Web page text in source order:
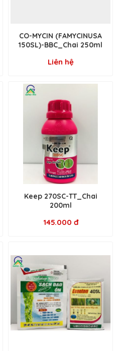
CO-MYCIN (FAMYCINUSA
150SL)-BBC_Chai 250ml
Liên hệ
Keep 270SC-TT_Chai
200ml
145.000 đ